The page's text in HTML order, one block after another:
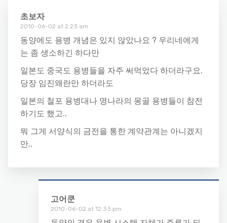
초보자
2010-06-02 at 2:23 am
동양에도 용병 개념은 있지 않았나요 ? 우리네에게
는 좀 생소하긴 하다만
일본도 중국도 용병들을 자주 써먹었다 하더라구요.
당장 임진왜란만 하더라도
일본의 철포 용병대나 명나라의 몽골 용병들이 참전
하기도 했고..
뭐 그게 서양식의 금전을 통한 계약관계는 아니겠지
만..
고어쿤
2010-06-02 at 12:33 pm